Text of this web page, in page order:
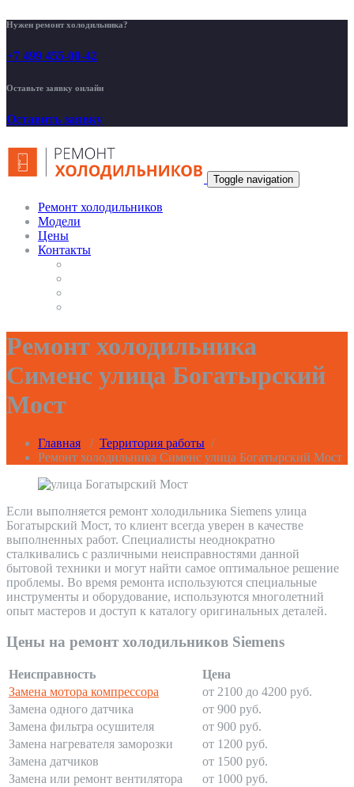
Нужен ремонт холодильника?
+7 499 455-00-42
Оставьте заявку онлайн
Оставить заявку
Toggle navigation
Ремонт холодильников
Модели
Цены
Контакты
Ремонт холодильника
Сименс улица Богатырский
Мост
Главная / Территория работы /
Ремонт холодильника Сименс улица Богатырский Мост
Если выполняется ремонт холодильника Siemens улица
Богатырский Мост, то клиент всегда уверен в качестве
выполненных работ. Специалисты неоднократно
сталкивались с различными неисправностями данной
бытовой техники и могут найти самое оптимальное решение
проблемы. Во время ремонта используются специальные
инструменты и оборудование, используются многолетний
опыт мастеров и доступ к каталогу оригинальных деталей.
Цены на ремонт холодильников Siemens
Неисправность
Цена
Замена мотора компрессора
от 2100 до 4200 руб.
Замена одного датчика
от 900 руб.
Замена фильтра осушителя
от 900 руб.
Замена нагревателя заморозки
от 1200 руб.
Замена датчиков
от 1500 руб.
Замена или ремонт вентилятора
от 1000 руб.